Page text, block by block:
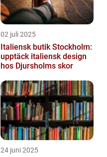
02 juli 2025
Italiensk butik Stockholm:
upptäck italiensk design
hos Djursholms skor
24 juni 2025